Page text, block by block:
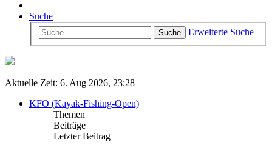
Suche
Suche Erweiterte Suche
Aktuelle Zeit: 6. Aug 2026, 23:28
KFO (Kayak-Fishing-Open)
Themen
Beiträge
Letzter Beitrag